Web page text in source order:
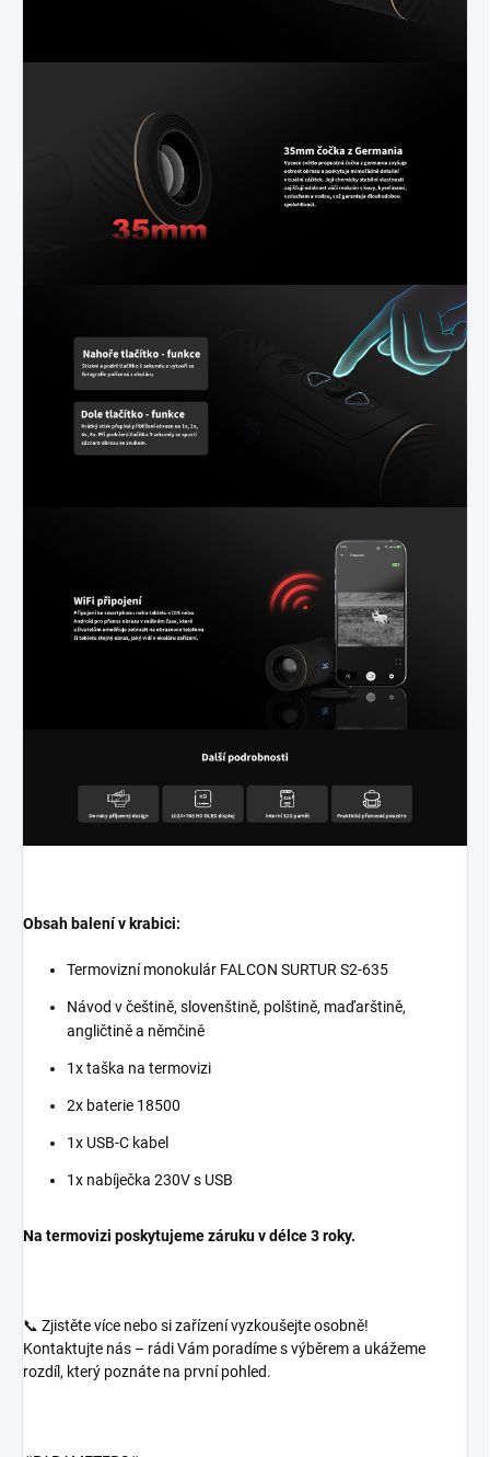
Obsah balení v krabici:
Termovizní monokulár FALCON SURTUR S2-635
Návod v češtině, slovenštině, polštině, maďarštině,
angličtině a němčině
1x taška na termovizi
2x baterie 18500
1x USB-C kabel
1x nabíječka 230V s USB
Na termovizi poskytujeme záruku v délce 3 roky.
📞 Zjistěte více nebo si zařízení vyzkoušejte osobně!
Kontaktujte nás – rádi Vám poradíme s výběrem a ukážeme
rozdíl, který poznáte na první pohled.